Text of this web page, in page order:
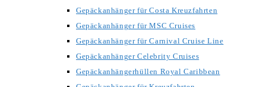
Gepäckanhänger für Costa Kreuzfahrten
Gepäckanhänger für MSC Cruises
Gepäckanhänger für Carnival Cruise Line
Gepäckanhänger Celebrity Cruises
Gepäckanhängerhüllen Royal Caribbean